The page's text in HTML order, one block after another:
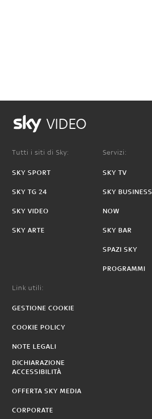
VIDEO
Tutti i siti di Sky:
SKY SPORT
SKY TG 24
SKY VIDEO
SKY ARTE
Servizi:
SKY TV
SKY BUSINESS
NOW
SKY BAR
SPAZI SKY
PROGRAMMI
Link utili:
GESTIONE COOKIE
COOKIE POLICY
NOTE LEGALI
DICHIARAZIONE
ACCESSIBILITÀ
OFFERTA SKY MEDIA
CORPORATE